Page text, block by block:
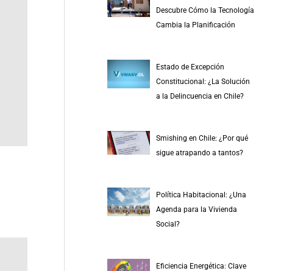
Descubre Cómo la Tecnología
Cambia la Planificación
Estado de Excepción
Constitucional: ¿La Solución
a la Delincuencia en Chile?
Smishing en Chile: ¿Por qué
sigue atrapando a tantos?
Política Habitacional: ¿Una
Agenda para la Vivienda
Social?
Eficiencia Energética: Clave